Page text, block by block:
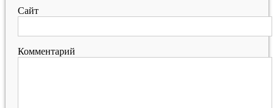
Сайт
Комментарий